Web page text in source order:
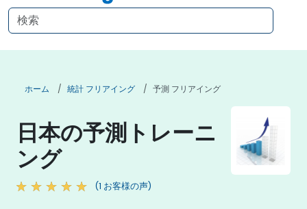
ホーム 統計 フリアイング 予測 フリアイング
日本の予測トレーニ
ング
(1 お客様の声)